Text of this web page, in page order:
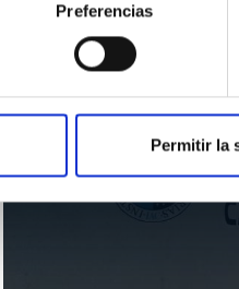
Preferencias
Permitir la